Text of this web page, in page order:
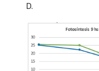
D.